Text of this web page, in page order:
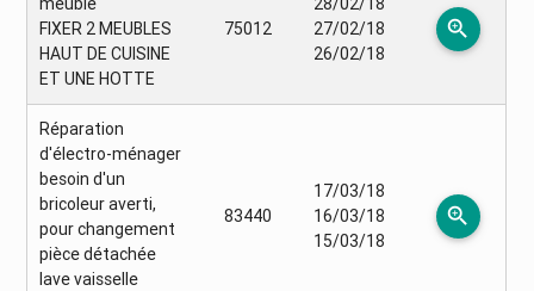
FIXER 2 MEUBLES
HAUT DE CUISINE
ET UNE HOTTE
75012
27/02/18
26/02/18
zoom_in
Réparation
d'électro-ménager
besoin d'un
bricoleur averti,
pour changement
pièce détachée
lave vaisselle
83440
17/03/18
16/03/18
15/03/18
zoom_in